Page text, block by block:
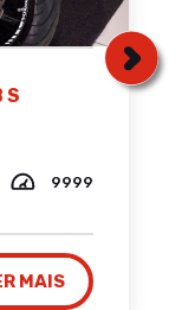
9999
MAIS